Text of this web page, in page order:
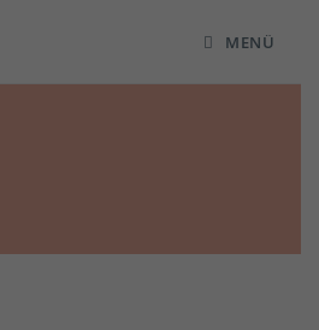
MENÜ